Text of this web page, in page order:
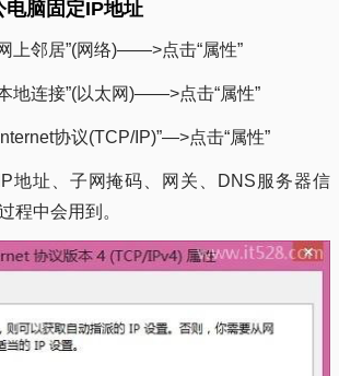
电脑固定IP地址
网上邻居”(网络)——>点击“属性”
本地连接”(以太网)——>点击“属性”
协议(TCP/IP)”—>点击“属性”
地址、子网掩码、网关、DNS服务器信
程中会用到。